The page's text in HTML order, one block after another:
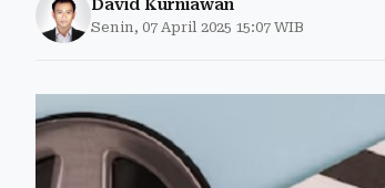
David Kurniawan
Senin, 07 April 2025 15:07 WIB